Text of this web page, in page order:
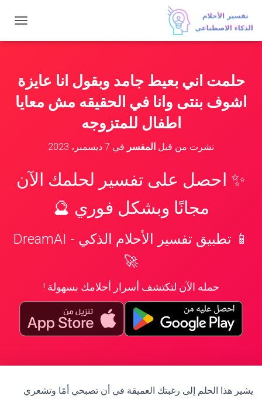
ب
ا
ل
ت
حلمت اني بعيط جامد وبقول انا عايزة
اشوف بنتى وانا في الحقيقه مش معايا
اطفال للمتزوجه
نشرت من قبل المفسر في 7 ديسمبر، 2023
✨ احصل على تفسير لحلمك الآن
مجانًا وبشكل فوري 🔮
📱 تطبيق تفسير الأحلام الذكي - DreamAI
🚀
حمله الآن لتكتشف أسرار أحلامك بسهولة !
يشير هذا الحلم إلى رغبتك العميقة في أن تصبحي أمًا وتشعري